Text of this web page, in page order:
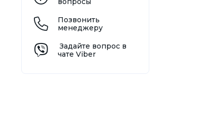
Позвонить
менеджеру
Задайте вопрос в
чате Viber